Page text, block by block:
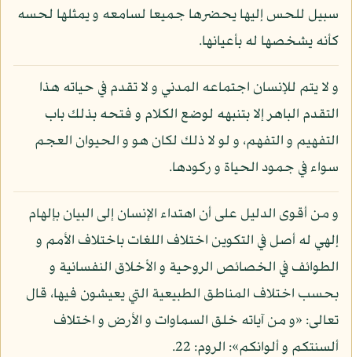
سبيل للحس إليها يحضرها جميعا لسامعه و يمثلها لحسه
كأنه يشخصها له بأعيانها.
و لا يتم للإنسان اجتماعه المدني و لا تقدم في حياته هذا
التقدم الباهر إلا بتنبهه لوضع الكلام و فتحه بذلك باب
التفهيم و التفهم، و لو لا ذلك لكان هو و الحيوان العجم
سواء في جمود الحياة و ركودها.
و من أقوى الدليل على أن اهتداء الإنسان إلى البيان بإلهام
إلهي له أصل في التكوين اختلاف اللغات باختلاف الأمم و
الطوائف في الخصائص الروحية و الأخلاق النفسانية و
بحسب اختلاف المناطق الطبيعية التي يعيشون فيها، قال
تعالى: «و من آياته خلق السماوات و الأرض و اختلاف
ألسنتكم و ألوانكم»: الروم: 22.